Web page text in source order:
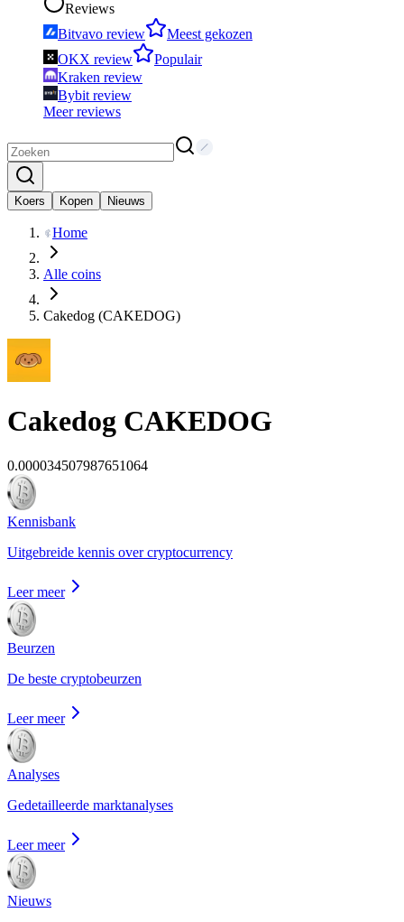
Reviews
Bitvavo review
Meest gekozen
OKX review
Populair
Kraken review
Bybit review
Meer reviews
Koers Kopen Nieuws
Home
Alle coins
Cakedog (CAKEDOG)
Cakedog CAKEDOG
0.000034507987651064
Kennisbank
Uitgebreide kennis over cryptocurrency
Leer meer
Beurzen
De beste cryptobeurzen
Leer meer
Analyses
Gedetailleerde marktanalyses
Leer meer
Nieuws